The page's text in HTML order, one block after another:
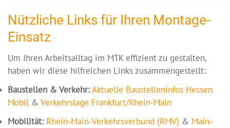
Nützliche Links für Ihren Montage-
Einsatz
Um Ihren Arbeitsalltag im MTK effizient zu gestalten,
haben wir diese hilfreichen Links zusammengestellt:
Baustellen & Verkehr:Aktuelle Baustelleninfos Hessen
Mobil & Verkehrslage Frankfurt/Rhein-Main
Mobilität: Rhein-Main-Verkehrsverbund (RMV) & Main-